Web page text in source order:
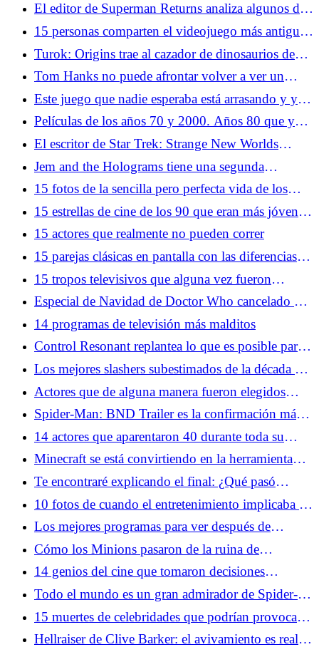
El editor de Superman Returns analiza algunos de
los mayores problemas de la película
15 personas comparten el videojuego más antiguo
que recuerdan haber jugado
Turok: Origins trae al cazador de dinosaurios de
entre los muertos
Tom Hanks no puede afrontar volver a ver un
momento de náufrago: "Me levantaré y saldré de la
habitación"
Este juego que nadie esperaba está arrasando y ya
tiene a miles de jugadores enganchados
Películas de los años 70 y 2000. Años 80 que ya
no puedes ver
El escritor de Star Trek: Strange New Worlds
minimiza las críticas a la temporada 3
Jem and the Holograms tiene una segunda
oportunidad en la acción en vivo
15 fotos de la sencilla pero perfecta vida de los
videojuegos en los años 70
15 estrellas de cine de los 90 que eran más jóvenes
de lo que pensabas
15 actores que realmente no pueden correr
15 parejas clásicas en pantalla con las diferencias de
edad más grandes
15 tropos televisivos que alguna vez fueron
comunes y que ya no puedes hacer
Especial de Navidad de Doctor Who cancelado por
la BBC mientras Russell T Davies deja las cosas
claras
14 programas de televisión más malditos
Control Resonant replantea lo que es posible para
la aclamada franquicia de Remedy
Los mejores slashers subestimados de la década de
1980
Actores que de alguna manera fueron elegidos
como adolescentes durante demasiado tiempo
Spider-Man: BND Trailer es la confirmación más
clara de un crossover de X-Men hasta el momento
14 actores que aparentaron 40 durante toda su
carrera
Minecraft se está convirtiendo en la herramienta
narrativa más inesperada del entretenimiento
Te encontraré explicando el final: ¿Qué pasó
realmente con Matthew?
10 fotos de cuando el entretenimiento implicaba un
peligro real
Los mejores programas para ver después de
Widow's Bay
Cómo los Minions pasaron de la ruina de
Facebook a los héroes de taquilla de Hollywood
14 genios del cine que tomaron decisiones
increíblemente tontas
Todo el mundo es un gran admirador de Spider-
Man: Web Tornado del tráiler de Brand New Day
15 muertes de celebridades que podrían provocar
una devastación al nivel de Michael Jackson
Hellraiser de Clive Barker: el avivamiento es real y